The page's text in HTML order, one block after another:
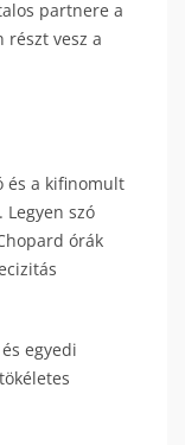
partnere a
részt vesz a
és a kifinomult
szó
órák
egyedi